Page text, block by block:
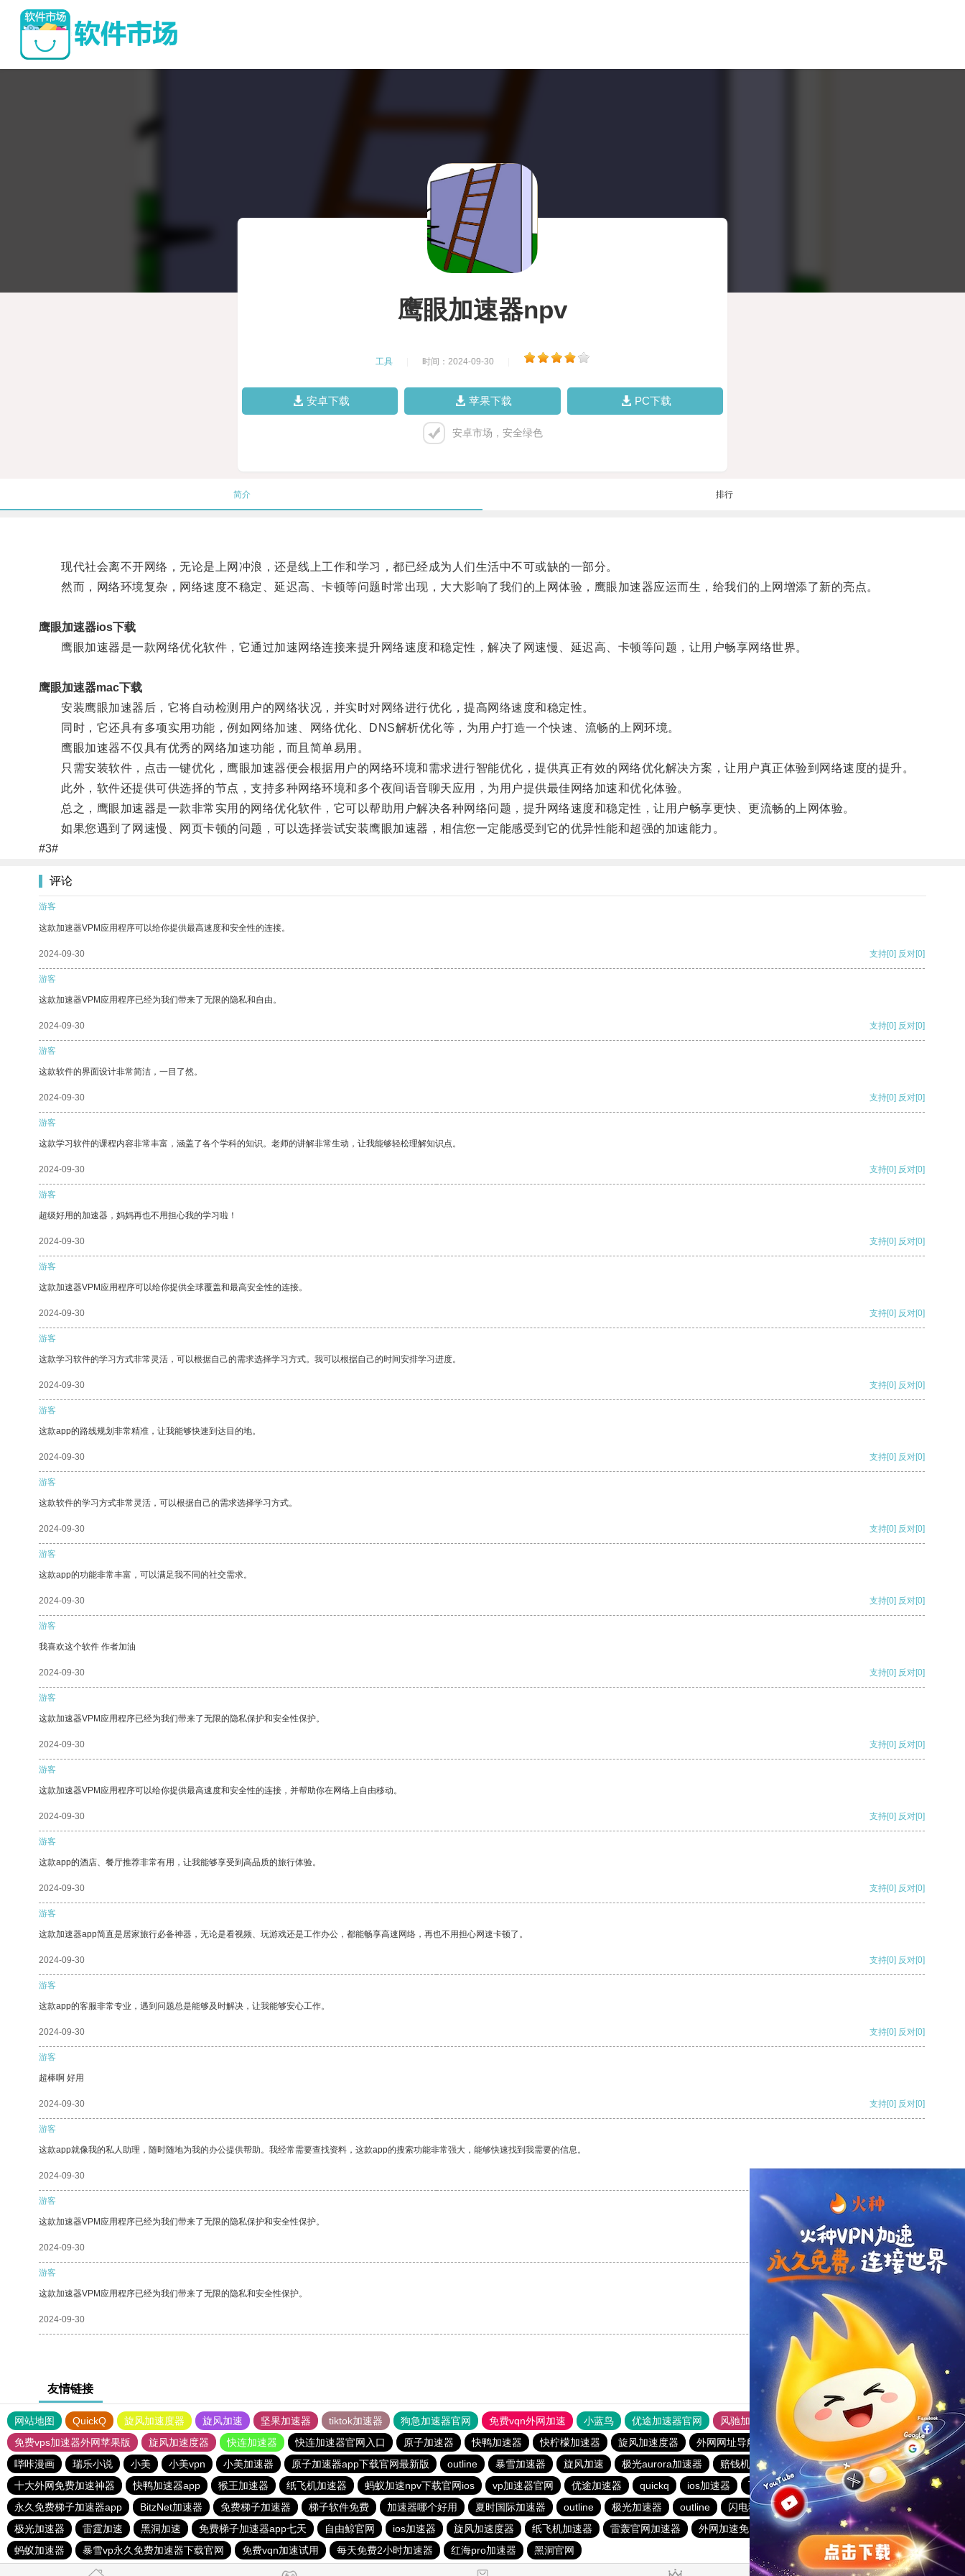
鹰眼加速器npv
工具 时间：2024-09-30
安卓下载 苹果下载 PC下载
安卓市场，安全绿色
简介 排行
现代社会离不开网络，无论是上网冲浪，还是线上工作和学习，都已经成为人们生活中不可或缺的一部分。
然而，网络环境复杂，网络速度不稳定、延迟高、卡顿等问题时常出现，大大影响了我们的上网体验，鹰眼加速器应运而生，给我们的上网增添了新的亮点。
鹰眼加速器ios下载
鹰眼加速器是一款网络优化软件，它通过加速网络连接来提升网络速度和稳定性，解决了网速慢、延迟高、卡顿等问题，让用户畅享网络世界。
鹰眼加速器mac下载
安装鹰眼加速器后，它将自动检测用户的网络状况，并实时对网络进行优化，提高网络速度和稳定性。
同时，它还具有多项实用功能，例如网络加速、网络优化、DNS解析优化等，为用户打造一个快速、流畅的上网环境。
鹰眼加速器不仅具有优秀的网络加速功能，而且简单易用。
只需安装软件，点击一键优化，鹰眼加速器便会根据用户的网络环境和需求进行智能优化，提供真正有效的网络优化解决方案，让用户真正体验到网络速度的提升。
此外，软件还提供可供选择的节点，支持多种网络环境和多个夜间语音聊天应用，为用户提供最佳网络加速和优化体验。
总之，鹰眼加速器是一款非常实用的网络优化软件，它可以帮助用户解决各种网络问题，提升网络速度和稳定性，让用户畅享更快、更流畅的上网体验。
如果您遇到了网速慢、网页卡顿的问题，可以选择尝试安装鹰眼加速器，相信您一定能感受到它的优异性能和超强的加速能力。
#3#
评论
游客
这款加速器VPM应用程序可以给你提供最高速度和安全性的连接。
2024-09-30 支持[0] 反对[0]
游客
这款加速器VPM应用程序已经为我们带来了无限的隐私和自由。
2024-09-30 支持[0] 反对[0]
游客
这款软件的界面设计非常简洁，一目了然。
2024-09-30 支持[0] 反对[0]
游客
这款学习软件的课程内容非常丰富，涵盖了各个学科的知识。老师的讲解非常生动，让我能够轻松理解知识点。
2024-09-30 支持[0] 反对[0]
游客
超级好用的加速器，妈妈再也不用担心我的学习啦！
2024-09-30 支持[0] 反对[0]
游客
这款加速器VPM应用程序可以给你提供全球覆盖和最高安全性的连接。
2024-09-30 支持[0] 反对[0]
游客
这款学习软件的学习方式非常灵活，可以根据自己的需求选择学习方式。我可以根据自己的时间安排学习进度。
2024-09-30 支持[0] 反对[0]
游客
这款app的路线规划非常精准，让我能够快速到达目的地。
2024-09-30 支持[0] 反对[0]
游客
这款软件的学习方式非常灵活，可以根据自己的需求选择学习方式。
2024-09-30 支持[0] 反对[0]
游客
这款app的功能非常丰富，可以满足我不同的社交需求。
2024-09-30 支持[0] 反对[0]
游客
我喜欢这个软件 作者加油
2024-09-30 支持[0] 反对[0]
游客
这款加速器VPM应用程序已经为我们带来了无限的隐私保护和安全性保护。
2024-09-30 支持[0] 反对[0]
游客
这款加速器VPM应用程序可以给你提供最高速度和安全性的连接，并帮助你在网络上自由移动。
2024-09-30 支持[0] 反对[0]
游客
这款app的酒店、餐厅推荐非常有用，让我能够享受到高品质的旅行体验。
2024-09-30 支持[0] 反对[0]
游客
这款加速器app简直是居家旅行必备神器，无论是看视频、玩游戏还是工作办公，都能畅享高速网络，再也不用担心网速卡顿了。
2024-09-30 支持[0] 反对[0]
游客
这款app的客服非常专业，遇到问题总是能够及时解决，让我能够安心工作。
2024-09-30 支持[0] 反对[0]
游客
超棒啊 好用
2024-09-30 支持[0] 反对[0]
游客
这款app就像我的私人助理，随时随地为我的办公提供帮助。我经常需要查找资料，这款app的搜索功能非常强大，能够快速找到我需要的信息。
2024-09-30
游客
这款加速器VPM应用程序已经为我们带来了无限的隐私保护和安全性保护。
2024-09-30 支持 [0] 反对 [0]
游客
这款加速器VPM应用程序已经为我们带来了无限的隐私和安全性保护。
2024-09-30 支持
友情链接
网站地图 QuickQ 旋风加速度器 旋风加速 坚果加速器 tiktok加速器 狗急加速器官网 免费vqn外网加速 小蓝鸟 优途加速器官网 风驰加速器
旋风加速器
免费vps加速器外网苹果版
旋风加速度器 快连加速器 快连加速器官网入口 原子加速器 快鸭加速器 快柠檬加速器 旋风加速度器 外网网址导航 软件中心 雷霆加速
狂飙加速器
哔咔漫画
瑞乐小说 小美 小美vpn 小美加速器 原子加速器app下载官网最新版 outline 暴雪加速器 旋风加速 极光aurora加速器 赔钱机场官网 加速器旋风
twitter加速器
十大外网免费加速神器
快鸭加速器app 猴王加速器 纸飞机加速器 蚂蚁加速npv下载官网ios vp加速器官网 优途加速器 quickq ios加速器 飞驰加速器15分钟试用
香蕉加速器官网
永久免费梯子加速器app
BitzNet加速器 免费梯子加速器 梯子软件免费 加速器哪个好用 夏时国际加速器 outline 极光加速器 outline 闪电猫加速器
雷霆加速免费永久
极光加速器
雷霆加速 黑洞加速 免费梯子加速器app七天 自由鲸官网 ios加速器 旋风加速度器 纸飞机加速器 雷轰官网加速器 外网加速免费软件 安易加速器
极光aurora加速器
蚂蚁加速器
暴雪vp永久免费加速器下载官网 免费vqn加速试用 每天免费2小时加速器 红海pro加速器 黑洞官网